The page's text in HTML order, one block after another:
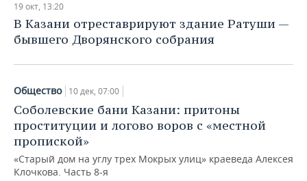
ВУЗЫ ТАТАРСТАНА
ТОРГОВЫЕ ЦЕНТРЫ
ТАТАРСТАНА
БАНКИ
ИНВЕСТИЦИИ
ПРОМЫШЛЕННОСТИ
МАШИНОСТРОЕНИЕ
НЕФТЕХИМИЯ
НЕФТЬ
НЕДВИЖИМОСТЬ
НОВОСТИ НЕДВИЖИМОСТИ
АВТО
НОВОСТИ БИЗНЕСА
РОЗНИЧНАЯ ТОРГОВЛЯ
ТРАНСПОРТ
ТЕХНОЛОГИИ
НОВОСТИ ТЕХНОЛОГИЙ
IT
МЕРОПРИЯТИЯ
НОВОСТИ МЕРОПРИЯТИЙ
СПОРТ
19 окт, 13:20
В Казани отреставрируют здание Ратуши —
бывшего Дворянского собрания
Общество 10 дек, 07:00
Соболевские бани Казани: притоны
проституции и логово воров с «местной
пропиской»
«Старый дом на углу трех Мокрых улиц» краеведа Алексея
Клочкова. Часть 8-я